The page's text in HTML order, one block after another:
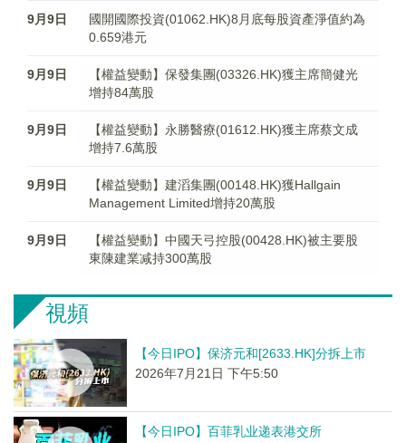
9月9日
國開國際投資(01062.HK)8月底每股資產淨值約為
0.659港元
9月9日
【權益變動】保發集團(03326.HK)獲主席簡健光
增持84萬股
9月9日
【權益變動】永勝醫療(01612.HK)獲主席蔡文成
增持7.6萬股
9月9日
【權益變動】建滔集團(00148.HK)獲Hallgain
Management Limited增持20萬股
9月9日
【權益變動】中國天弓控股(00428.HK)被主要股
東陳建業减持300萬股
視頻
【今日IPO】保济元和[2633.HK]分拆上市
2026年7月21日 下午5:50
【今日IPO】百菲乳业递表港交所